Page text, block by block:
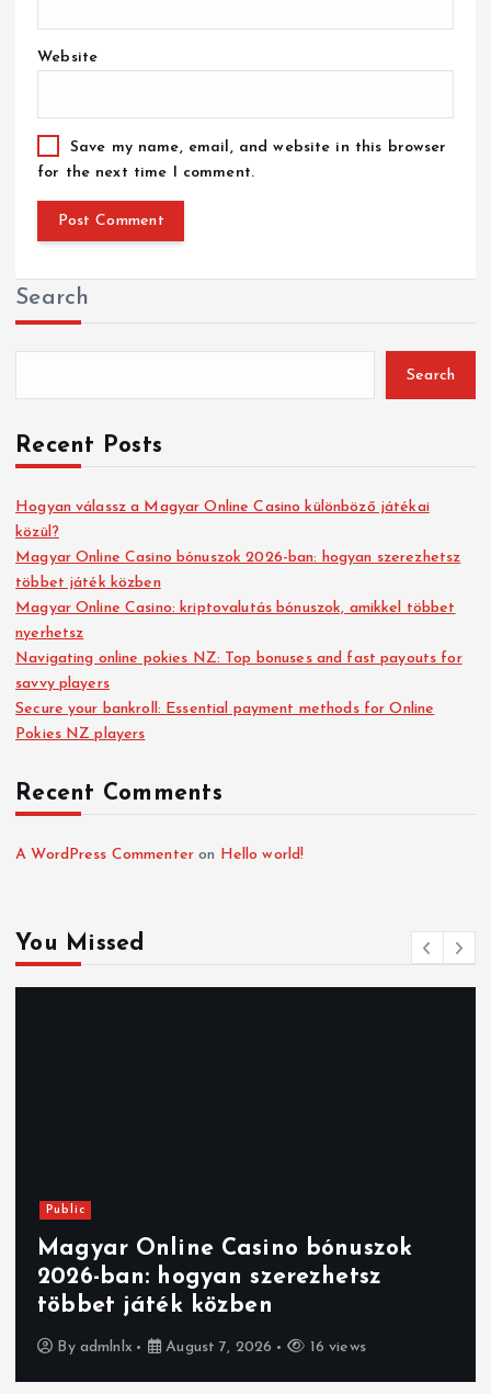
Website
Save my name, email, and website in this browser
for the next time I comment.
Search
Search
Recent Posts
Hogyan válassz a Magyar Online Casino különböző játékai
közül?
Magyar Online Casino bónuszok 2026-ban: hogyan szerezhetsz
többet játék közben
Magyar Online Casino: kriptovalutás bónuszok, amikkel többet
nyerhetsz
Navigating online pokies NZ: Top bonuses and fast payouts for
savvy players
Secure your bankroll: Essential payment methods for Online
Pokies NZ players
Recent Comments
A WordPress Commenter on Hello world!
You Missed
Public
Magyar Online Casino bónuszok
2026-ban: hogyan szerezhetsz
többet játék közben
By admlnlx August 7, 2026 16 views